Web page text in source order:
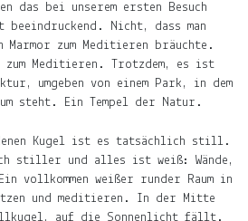
das bei unserem ersten Besuch
Nicht, dass man
Marmor zum Meditieren bräuchte.
zum Meditieren. Trotzdem, es ist
umgeben von einem Park, in dem
steht. Ein Tempel der Natur.
Kugel ist es tatsächlich still.
stiller und alles ist weiß: Wände,
vollkommen weißer runder Raum in
und meditieren. In der Mitte
auf die Sonnenlicht fällt.